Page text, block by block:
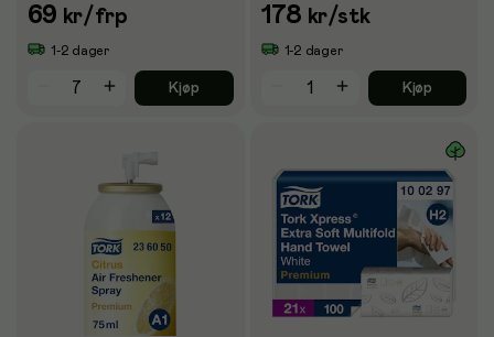
69 kr/frp
1-2 dager
Kjøp
178 kr/stk
1-2 dager
Kjøp